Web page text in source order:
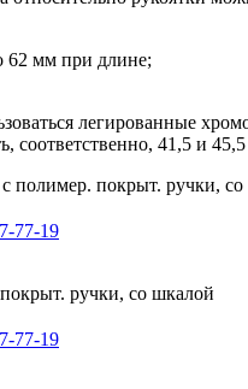
62 мм при длине;
легированные
41,5 и
полимер. покрыт. ручки,
77-19
ручки, со шкалой
77-19